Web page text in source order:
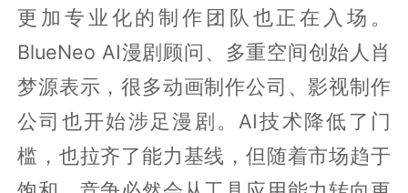
更加专业化的制作团队也正在入场。
BlueNeo AI漫剧顾问、多重空间创始人肖
梦源表示，很多动画制作公司、影视制作
公司也开始涉足漫剧。AI技术降低了门
槛，也拉齐了能力基线，但随着市场趋于